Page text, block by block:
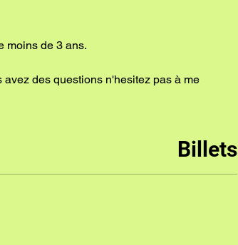
moins de 3 ans.
des questions n'hesitez pas à me
Billets